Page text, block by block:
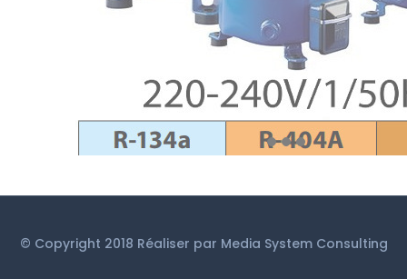
© Copyright 2018 Réaliser par Media System Consulting